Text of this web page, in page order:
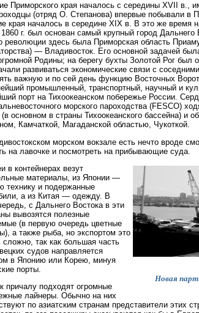
Приморского края началось с середины XVII в.,
(отряд О. Степанова) впервые побывали в
края началось в середине XIX в. В это же время
г. был основан самый крупный город Дальнего
революции здесь была Приморская область
— Владивосток. Его основной задачей
Родины; на берегу бухты Золотой Рог был
развиваться экономические связи с
важную и по сей день функцию Восточных
промышленный, транспортный, научный и
порт на Тихоокеанском побережье России.
морского пароходства (FESCO)
основном в страны Тихоокеанского бассейна) и
Камчаткой, Магаданской областью, Чукоткой.
морском вокзале есть нечто вроде
на лавочке и посмотреть на прибывающие суда.
Новая
в контейнерах везут
материалы, из Японии —
технику и подержанные
а из Китая — одежду. В
с Дальнего Востока в эти
вывозятся полезные
(в первую очередь цветные
а также рыба, но экспортом это
сложно, так как большая часть
судов направляется
в Японию или Корею, минуя
порты.
причалу подходят огромные
лайнеры. Обычно на них
по азиатским странам представители этих